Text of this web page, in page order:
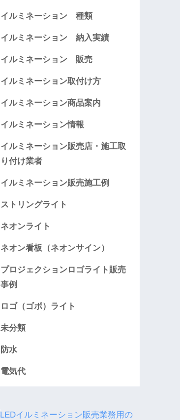
イルミネーション 種類
イルミネーション 納入実績
イルミネーション 販売
イルミネーション取付け方
イルミネーション商品案内
イルミネーション情報
イルミネーション販売店・施工取
り付け業者
イルミネーション販売施工例
ストリングライト
ネオンライト
ネオン看板（ネオンサイン）
プロジェクションロゴライト販売
事例
ロゴ（ゴボ）ライト
未分類
防水
電気代